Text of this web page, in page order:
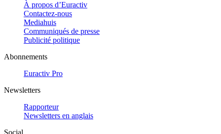
À propos d’Euractiv
Contactez-nous
Mediahuis
Communiqués de presse
Publicité politique
Abonnements
Euractiv Pro
Newsletters
Rapporteur
Newsletters en anglais